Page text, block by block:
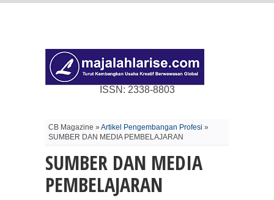
ISSN: 2338-8803
CB Magazine » Artikel Pengembangan Profesi »
SUMBER DAN MEDIA PEMBELAJARAN
SUMBER DAN MEDIA
PEMBELAJARAN